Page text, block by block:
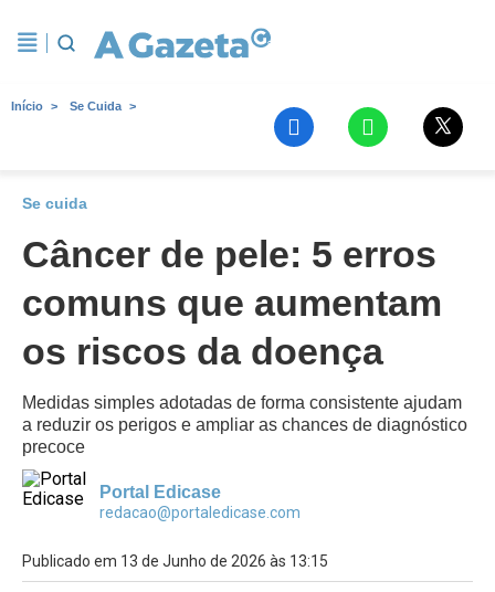
Início Se Cuida
Se cuida
Câncer de pele: 5 erros
comuns que aumentam
os riscos da doença
Medidas simples adotadas de forma consistente ajudam
a reduzir os perigos e ampliar as chances de diagnóstico
precoce
Portal Edicase
redacao@portaledicase.com
Publicado em 13 de Junho de 2026 às 13:15